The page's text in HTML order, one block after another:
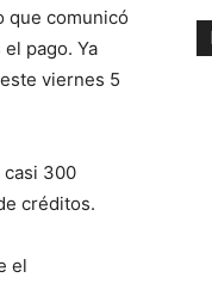
que comunicó
pago. Ya
viernes 5
casi 300
créditos.
el